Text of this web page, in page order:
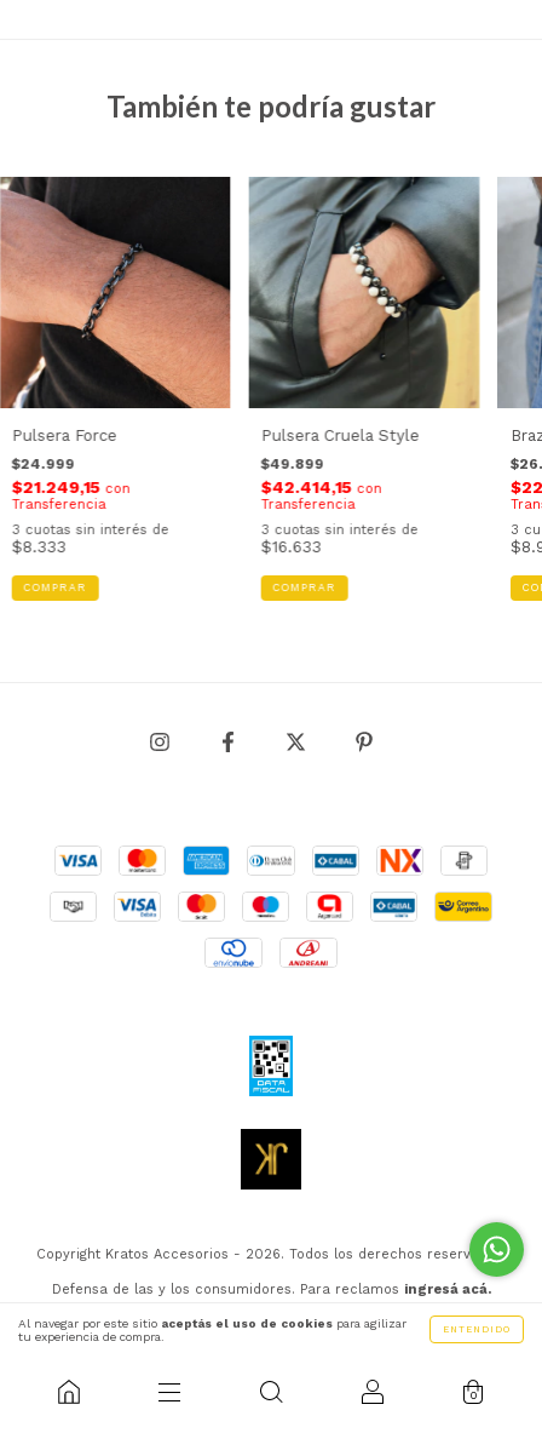
Al navegar por este sitio aceptás el uso de cookies para agilizar
tu experiencia de compra.
ENTENDIDO
0
También te podría gustar
Pulsera Force
$24.999
$21.249,15 con
Transferencia
3 cuotas sin interés de
$8.333
COMPRAR
Pulsera Cruela Style
$49.899
$42.414,15 con
Transferencia
3 cuotas sin interés de
$16.633
3
Copyright Kratos Accesorios - 2026. Todos los derechos reservados.
Defensa de las y los consumidores. Para reclamos ingresá acá.